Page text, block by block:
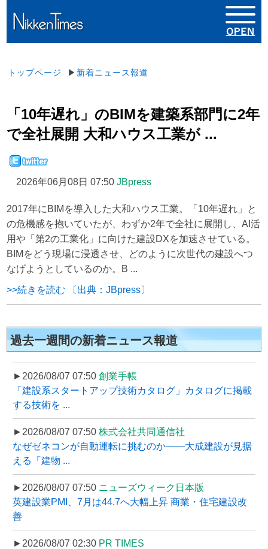
トップページ ▶ 新着ニュース報道
「10年遅れ」のBIMを建築系部門に2年
で全社展開 大和ハウス工業が ...
2026年06月08日 07:50 JBpress
2017年にBIMを導入した大和ハウス工業。「10年遅れ」と
の危機感を抱いていたが、わずか2年で全社に展開し、AI活
用や「第2の工業化」に向けた建設DXを加速させている。
BIMをどう現場に浸透させ、どのように次世代の建設へつ
なげようとしているのか。B ...
>>続きを読む 〔出典：JBpress〕
過去一週間の新着ニュース報道
►2026/08/07 07:50 創業手帳
「建設系スタートアップ技術カタログ」カタログに掲載
する技術を ...
►2026/08/07 07:50 株式会社共同通信社
なぜゼネコンが自動運転に挑むのか――大成建設が見据
える「建物 ...
►2026/08/07 07:50 ニューズウィーク日本版
英建設業PMI、7月は44.7へ大幅上昇 商業・住宅建設改
善
►2026/08/07 02:30 PR TIMES